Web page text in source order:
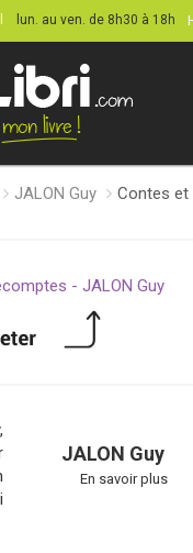
lun. au ven. de 8h30 à 18h
JALON Guy Contes
JALON Guy
En savoir plus